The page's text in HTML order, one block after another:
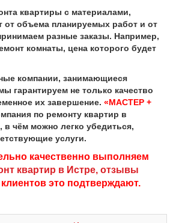
квартиры с материалами,
от объема планируемых работ и от
разные заказы. Например,
комнаты, цена которого будет
компании, занимающиеся
гарантируем не только качество
их завершение. «МАСТЕР +
по ремонту квартир в
в чём можно легко убедиться,
услуги.
качественно выполняем
квартир в Истре, отзывы
это подтверждают.